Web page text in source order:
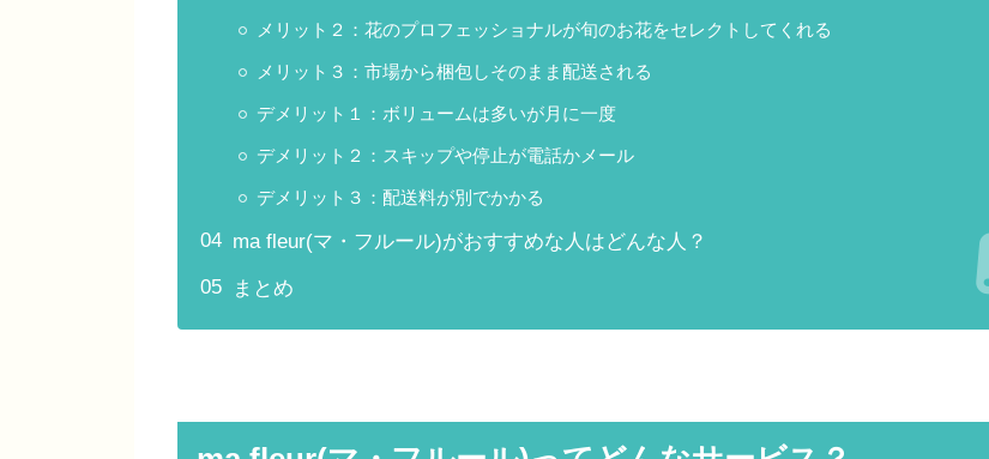
メリット２：花のプロフェッショナルが旬のお花をセレクトしてくれる
メリット３：市場から梱包しそのまま配送される
デメリット１：ボリュームは多いが月に一度
デメリット２：スキップや停止が電話かメール
デメリット３：配送料が別でかかる
ma fleur(マ・フルール)がおすすめな人はどんな人？
まとめ